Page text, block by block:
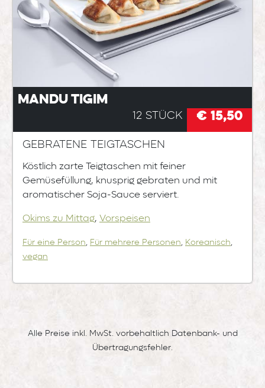
Mandu Tigim
12 Stück € 15,50
Gebratene Teigtaschen
Köstlich zarte Teigtaschen mit feiner
Gemüsefüllung, knusprig gebraten und mit
aromatischer Soja-Sauce serviert.
Okims zu Mittag, Vorspeisen
Für eine Person, Für mehrere Personen, Koreanisch,
vegan
Alle Preise inkl. MwSt. vorbehaltlich Datenbank- und
Übertragungsfehler.